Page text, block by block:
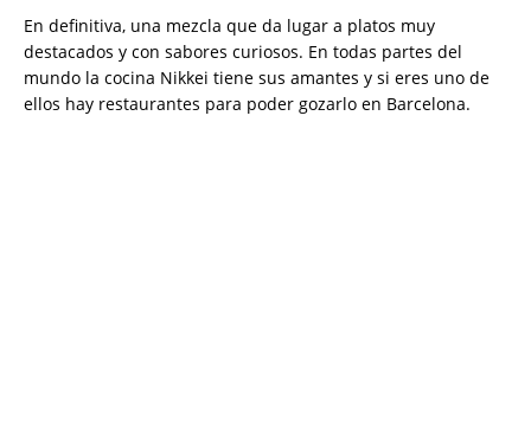
En definitiva, una mezcla que da lugar a platos muy
destacados y con sabores curiosos. En todas partes del
mundo la cocina Nikkei tiene sus amantes y si eres uno de
ellos hay restaurantes para poder gozarlo en Barcelona.